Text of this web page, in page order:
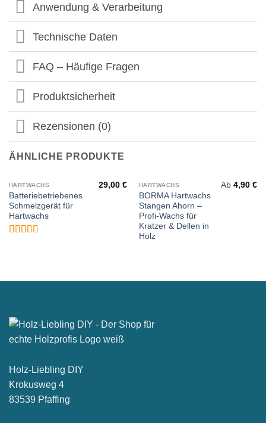
Anwendung & Verarbeitung
Technische Daten
FAQ – Häufige Fragen
Produktsicherheit
Rezensionen (0)
ÄHNLICHE PRODUKTE
HARTWACHS
Batteriebetriebenes
Schmelzgerät für
Hartwachs
29,00€ HARTWACHS
BORMA Hartwachs
Stangen Ahorn –
Profi-Wachs für
Kratzer & Dellen in
Holz
Ab4,90€
Holz-Liebling DIY
Krokusweg 4
83539 Pfaffing